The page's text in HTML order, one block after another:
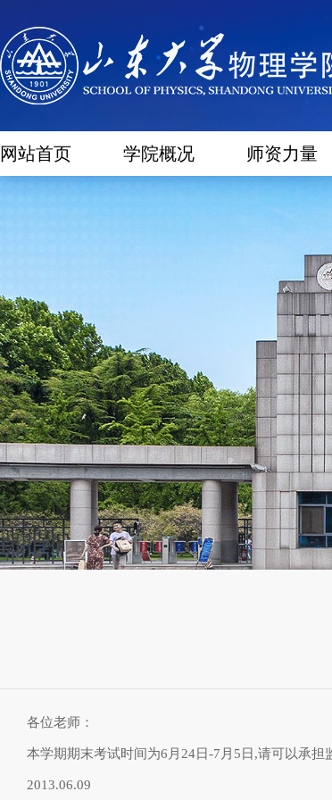
网站首页 学院概况 师资力量
各位老师：
本学期期末考试时间为6月24日-7月5日,请可以承担
2013.06.09